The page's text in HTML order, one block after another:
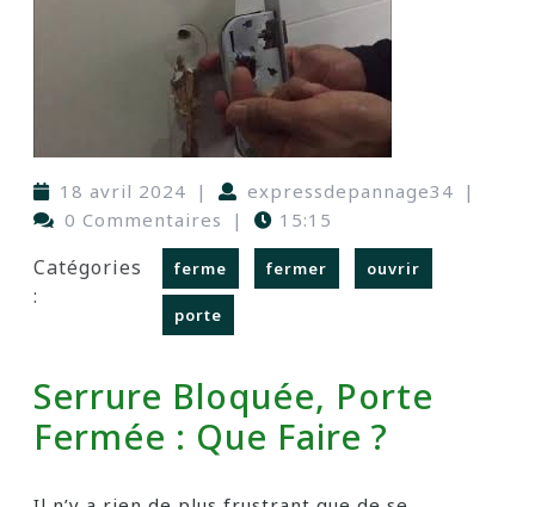
18 avril 2024 | expressdepannage34 |
0 Commentaires
| 15:15
Catégories
:
ferme fermer ouvrir
porte
Serrure Bloquée, Porte
Fermée : Que Faire ?